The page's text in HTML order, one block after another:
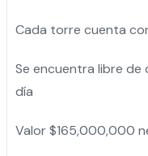
Cada torre cuenta
Se encuentra libre
día
Valor $165,000,000